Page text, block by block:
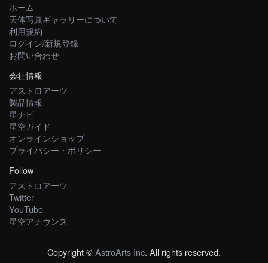
ホーム
天体写真ギャラリーについて
利用規約
ログイン/新規登録
お問い合わせ
会社情報
アストロアーツ
製品情報
星ナビ
星空ガイド
オンラインショップ
プライバシー・ポリシー
Follow
アストロアーツ
Twitter
YouTube
星空アナウンス
Copyright ©AstroArts Inc. All rights reserved.